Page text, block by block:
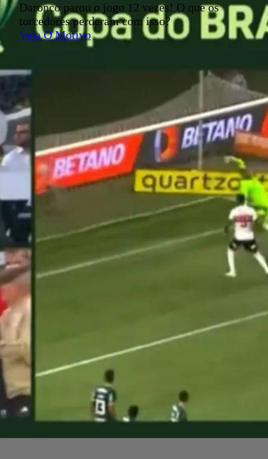
Daronco parou o jogo 12 vezes! O que os
torcedores perderam com isso?
Veja O Motivo